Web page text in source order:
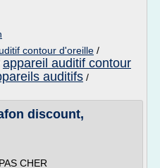
contour d'oreille /
appareil auditif contour
auditifs /
discount,
CHER